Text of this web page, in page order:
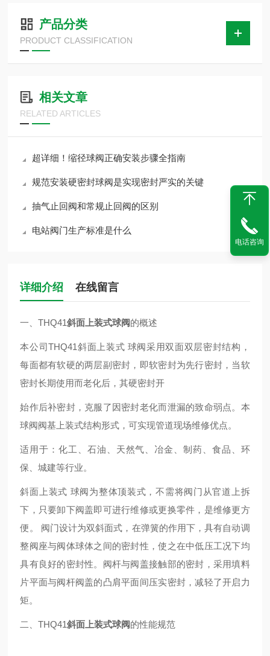
产品分类
PRODUCT CLASSIFICATION
相关文章
RELATED ARTICLES
超详细！缩径球阀正确安装步骤全指南
规范安装硬密封球阀是实现密封严实的关键
抽气止回阀和常规止回阀的区别
电站阀门生产标准是什么
详细介绍 在线留言
一、THQ41斜面上装式球阀的概述
本公司THQ41斜面上装式 球阀采用双面双层密封结构，
每面都有软硬的两层副密封，即软密封为先行密封，当软
密封长期使用而老化后，其硬密封开
始作后补密封，克服了因密封老化而泄漏的致命弱点。本
球阀阀基上装式结构形式，可实现管道现场维修优点。
适用于：化工、石油、天然气、冶金、制药、食品、环
保、城建等行业。
斜面上装式 球阀为整体顶装式，不需将阀门从官道上拆
下，只要卸下阀盖即可进行维修或更换零件，是维修更方
便。 阀门设计为双斜面式，在弹簧的作用下，具有自动调
整阀座与阀体球体之间的密封性，使之在中低压工况下均
具有良好的密封性。阀杆与阀盖接触部的密封，采用填料
片平面与阀杆阀盖的凸肩平面间压实密封，减轻了开启力
矩。
二、THQ41斜面上装式球阀的性能规范
电话咨询